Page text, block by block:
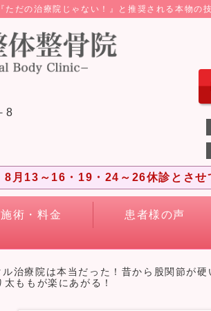
ただの治療院じゃない！』と推奨される本物の
8
8月13～16・19・24～26休診とさせ
施術・料金 患者様の声
治療院は本当だった！昔から股関節が
ももが楽にあがる！